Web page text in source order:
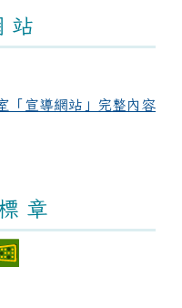
站
「宣導網站」完整內容
章